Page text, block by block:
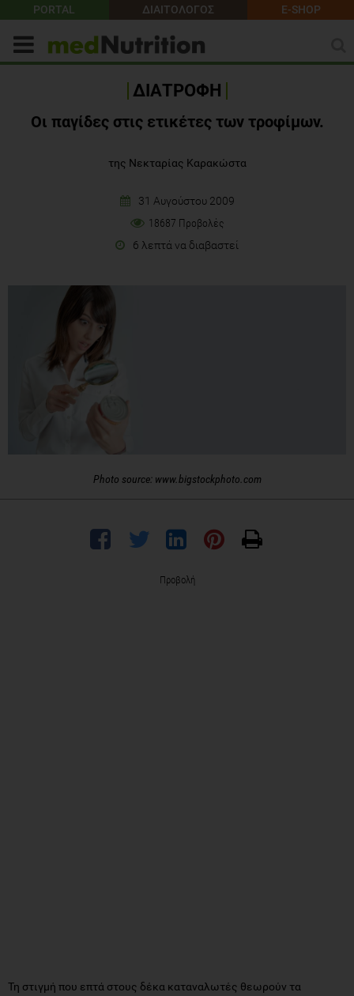
PORTAL ΔΙΑΙΤΟΛΟΓΟΣ E-SHOP
ΔΙΑΤΡΟΦΗ
Οι παγίδες στις ετικέτες των τροφίμων.
της Νεκταρίας Καρακώστα
31 Αυγούστου 2009
18687 Προβολές
6 λεπτά να διαβαστεί
Photo source: www.bigstockphoto.com
Προβολή
Τη στιγμή που επτά στους δέκα καταναλωτές θεωρούν τα